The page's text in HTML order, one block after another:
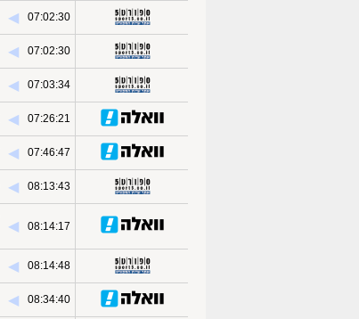
07:02:30
◀︎
07:02:30
◀︎
07:03:34
◀︎
07:26:21
◀︎
07:46:47
◀︎
08:13:43
◀︎
08:14:17
◀︎
08:14:48
◀︎
08:34:40
◀︎